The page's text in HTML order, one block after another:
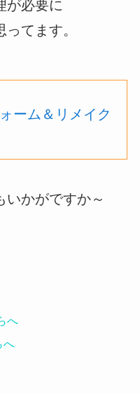
が必要に
てます。
ーム＆リメイク
いかがですか～
へ
へ